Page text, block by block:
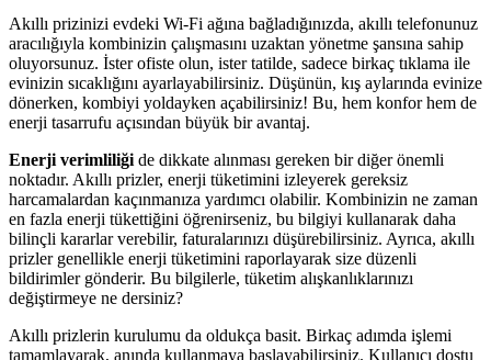
Akıllı prizinizi evdeki Wi-Fi ağına bağladığınızda, akıllı telefonunuz
aracılığıyla kombinizin çalışmasını uzaktan yönetme şansına sahip
oluyorsunuz. İster ofiste olun, ister tatilde, sadece birkaç tıklama ile
evinizin sıcaklığını ayarlayabilirsiniz. Düşünün, kış aylarında evinize
dönerken, kombiyi yoldayken açabilirsiniz! Bu, hem konfor hem de
enerji tasarrufu açısından büyük bir avantaj.
Enerji verimliliği de dikkate alınması gereken bir diğer önemli
noktadır. Akıllı prizler, enerji tüketimini izleyerek gereksiz
harcamalardan kaçınmanıza yardımcı olabilir. Kombinizin ne zaman
en fazla enerji tükettiğini öğrenirseniz, bu bilgiyi kullanarak daha
bilinçli kararlar verebilir, faturalarınızı düşürebilirsiniz. Ayrıca, akıllı
prizler genellikle enerji tüketimini raporlayarak size düzenli
bildirimler gönderir. Bu bilgilerle, tüketim alışkanlıklarınızı
değiştirmeye ne dersiniz?
Akıllı prizlerin kurulumu da oldukça basit. Birkaç adımda işlemi
tamamlayarak, anında kullanmaya başlayabilirsiniz. Kullanıcı dostu